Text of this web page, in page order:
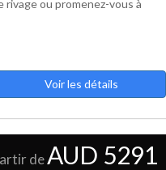
rivage ou promenez-vous à
Voir les détails
deAUD 5291